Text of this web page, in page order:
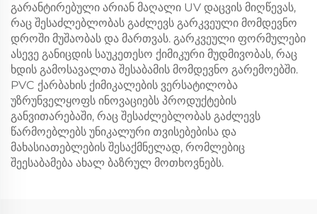
გარანტირებული არიან მაღალი UV დაცვის მიღწევას,
რაც შესაძლებლობას გაძლევს გარკვეული მომდევნო
დროში მუშაობას და მართვას. გარკვეული ფორმულები
ასევე განიცდის საუკეთესო ქიმიკური მუდმივობას, რაც
ხდის გამოსავალთა შესაბამის მომდევნო გარემოებში.
PVC ქარბახის ქიმიკალების ვერსატილობა
უზრუნველყოფს ინოვაციებს პროდუქტების
განვითარებაში, რაც შესაძლებლობას გაძლევს
წარმოებლებს უნიკალური თვისებებისა და
მახასიათებლების შესაქმნელად, რომლებიც
შეესაბამება ახალ ბაზრულ მოთხოვნებს.